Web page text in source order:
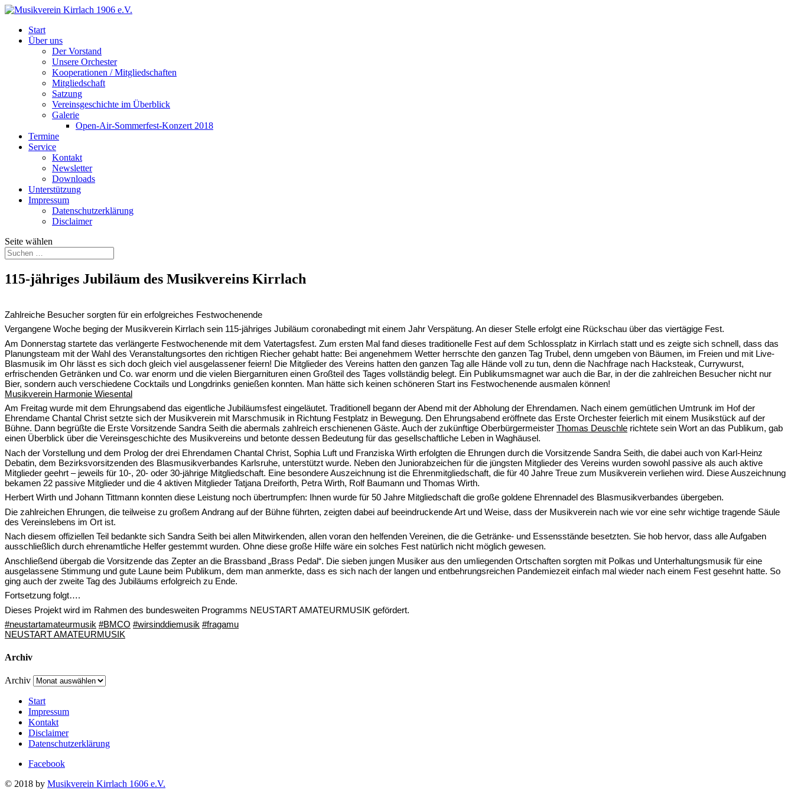
Start
Über uns
Der Vorstand
Unsere Orchester
Kooperationen / Mitgliedschaften
Mitgliedschaft
Satzung
Vereinsgeschichte im Überblick
Galerie
Open-Air-Sommerfest-Konzert 2018
Termine
Service
Kontakt
Newsletter
Downloads
Unterstützung
Impressum
Datenschutzerklärung
Disclaimer
Seite wählen
115-jähriges Jubiläum des Musikvereins Kirrlach
Zahlreiche Besucher sorgten für ein erfolgreiches Festwochenende
Vergangene Woche beging der Musikverein Kirrlach sein 115-jähriges Jubiläum coronabedingt mit einem Jahr Verspätung. An dieser Stelle erfolgt eine Rückschau über das viertägige Fest.
Am Donnerstag startete das verlängerte Festwochenende mit dem Vatertagsfest. Zum ersten Mal fand dieses traditionelle Fest auf dem Schlossplatz in Kirrlach statt und es zeigte sich schnell, dass das
Planungsteam mit der Wahl des Veranstaltungsortes den richtigen Riecher gehabt hatte: Bei angenehmem Wetter herrschte den ganzen Tag Trubel, denn umgeben von Bäumen, im Freien und mit Live-
Blasmusik im Ohr lässt es sich doch gleich viel ausgelassener feiern! Die Mitglieder des Vereins hatten den ganzen Tag alle Hände voll zu tun, denn die Nachfrage nach Hacksteak, Currywurst,
erfrischenden Getränken und Co. war enorm und die vielen Biergarnituren einen Großteil des Tages vollständig belegt. Ein Publikumsmagnet war auch die Bar, in der die zahlreichen Besucher nicht nur
Bier, sondern auch verschiedene Cocktails und Longdrinks genießen konnten. Man hätte sich keinen schöneren Start ins Festwochenende ausmalen können!
Musikverein Harmonie Wiesental
Am Freitag wurde mit dem Ehrungsabend das eigentliche Jubiläumsfest eingeläutet. Traditionell begann der Abend mit der Abholung der Ehrendamen. Nach einem gemütlichen Umtrunk im Hof der
Ehrendame Chantal Christ setzte sich der Musikverein mit Marschmusik in Richtung Festplatz in Bewegung. Den Ehrungsabend eröffnete das Erste Orchester feierlich mit einem Musikstück auf der
Bühne. Dann begrüßte die Erste Vorsitzende Sandra Seith die abermals zahlreich erschienenen Gäste. Auch der zukünftige Oberbürgermeister Thomas Deuschle richtete sein Wort an das Publikum, gab
einen Überblick über die Vereinsgeschichte des Musikvereins und betonte dessen Bedeutung für das gesellschaftliche Leben in Waghäusel.
Nach der Vorstellung und dem Prolog der drei Ehrendamen Chantal Christ, Sophia Luft und Franziska Wirth erfolgten die Ehrungen durch die Vorsitzende Sandra Seith, die dabei auch von Karl-Heinz
Debatin, dem Bezirksvorsitzenden des Blasmusikverbandes Karlsruhe, unterstützt wurde. Neben den Juniorabzeichen für die jüngsten Mitglieder des Vereins wurden sowohl passive als auch aktive
Mitglieder geehrt – jeweils für 10-, 20- oder 30-jährige Mitgliedschaft. Eine besondere Auszeichnung ist die Ehrenmitgliedschaft, die für 40 Jahre Treue zum Musikverein verliehen wird. Diese Auszeichnung
bekamen 22 passive Mitglieder und die 4 aktiven Mitglieder Tatjana Dreiforth, Petra Wirth, Rolf Baumann und Thomas Wirth.
Herbert Wirth und Johann Tittmann konnten diese Leistung noch übertrumpfen: Ihnen wurde für 50 Jahre Mitgliedschaft die große goldene Ehrennadel des Blasmusikverbandes übergeben.
Die zahlreichen Ehrungen, die teilweise zu großem Andrang auf der Bühne führten, zeigten dabei auf beeindruckende Art und Weise, dass der Musikverein nach wie vor eine sehr wichtige tragende Säule
des Vereinslebens im Ort ist.
Nach diesem offiziellen Teil bedankte sich Sandra Seith bei allen Mitwirkenden, allen voran den helfenden Vereinen, die die Getränke- und Essensstände besetzten. Sie hob hervor, dass alle Aufgaben
ausschließlich durch ehrenamtliche Helfer gestemmt wurden. Ohne diese große Hilfe wäre ein solches Fest natürlich nicht möglich gewesen.
Anschließend übergab die Vorsitzende das Zepter an die Brassband „Brass Pedal“. Die sieben jungen Musiker aus den umliegenden Ortschaften sorgten mit Polkas und Unterhaltungsmusik für eine
ausgelassene Stimmung und gute Laune beim Publikum, dem man anmerkte, dass es sich nach der langen und entbehrungsreichen Pandemiezeit einfach mal wieder nach einem Fest gesehnt hatte. So
ging auch der zweite Tag des Jubiläums erfolgreich zu Ende.
Fortsetzung folgt….
Dieses Projekt wird im Rahmen des bundesweiten Programms NEUSTART AMATEURMUSIK gefördert.
#neustartamateurmusik #BMCO #wirsinddiemusik #fragamu
NEUSTART AMATEURMUSIK
Archiv
Archiv
Start
Impressum
Kontakt
Disclaimer
Datenschutzerklärung
Facebook
© 2018 by Musikverein Kirrlach 1606 e.V.